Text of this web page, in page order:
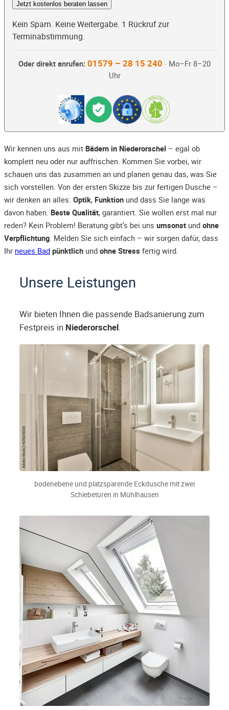
Jetzt kostenlos beraten lassen
Kein Spam. Keine Weitergabe. 1 Rückruf zur
Terminabstimmung.
Oder direkt anrufen: 01579 – 28 15 240 · Mo–Fr 8–20
Uhr
Wir kennen uns aus mit Bädern in Niederorschel – egal ob
komplett neu oder nur auffrischen. Kommen Sie vorbei, wir
schauen uns das zusammen an und planen genau das, was Sie
sich vorstellen. Von der ersten Skizze bis zur fertigen Dusche –
wir denken an alles: Optik, Funktion und dass Sie lange was
davon haben. Beste Qualität, garantiert. Sie wollen erst mal nur
reden? Kein Problem! Beratung gibt’s bei uns umsonst und ohne
Verpflichtung. Melden Sie sich einfach – wir sorgen dafür, dass
Ihr neues Bad pünktlich und ohne Stress fertig wird.
Unsere Leistungen
Wir bieten Ihnen die passende Badsanierung zum
Festpreis in Niederorschel.
bodenebene und platzsparende Eckdusche mit zwei
Schiebetüren in Mühlhausen